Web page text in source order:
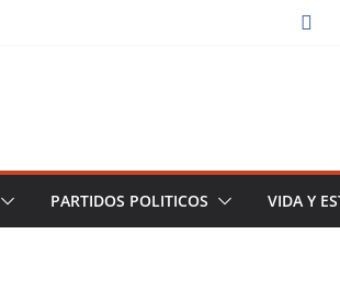
PARTIDOS POLITICOS VIDA Y